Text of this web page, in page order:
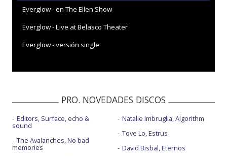
Everglow - en The Ellen Show
Everglow - Live at Belasco Theater
Everglow - versión single
PRO. NOVEDADES DISCOS
Editors, Surface, echo &
sound
The Avalanches, No bad
memories
Natalie Imbruglia, Algorithm
Tove Lo, Estrus
David Bisbal, Eternos